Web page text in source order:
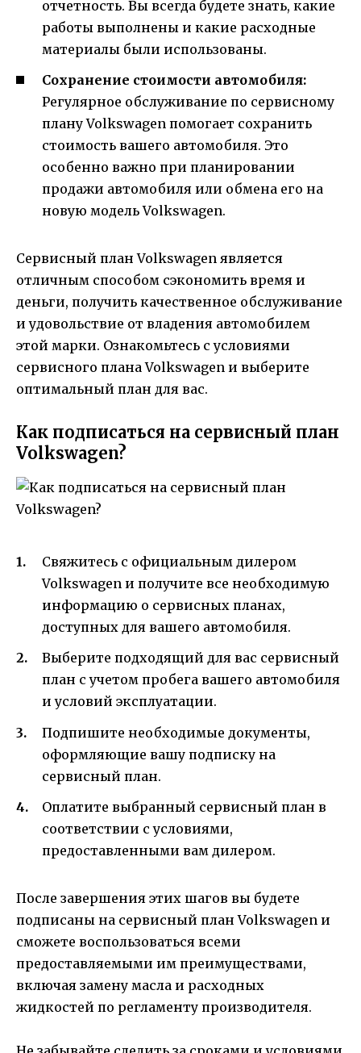
отчетность. Вы всегда будете знать, какие
работы выполнены и какие расходные
материалы были использованы.
Сохранение стоимости автомобиля:
Регулярное обслуживание по сервисному
плану Volkswagen помогает сохранить
стоимость вашего автомобиля. Это
особенно важно при планировании
продажи автомобиля или обмена его на
новую модель Volkswagen.
Сервисный план Volkswagen является
отличным способом сэкономить время и
деньги, получить качественное обслуживание
и удовольствие от владения автомобилем
этой марки. Ознакомьтесь с условиями
сервисного плана Volkswagen и выберите
оптимальный план для вас.
Как подписаться на сервисный план
Volkswagen?
Свяжитесь с официальным дилером
Volkswagen и получите все необходимую
информацию о сервисных планах,
доступных для вашего автомобиля.
Выберите подходящий для вас сервисный
план с учетом пробега вашего автомобиля
и условий эксплуатации.
Подпишите необходимые документы,
оформляющие вашу подписку на
сервисный план.
Оплатите выбранный сервисный план в
соответствии с условиями,
предоставленными вам дилером.
После завершения этих шагов вы будете
подписаны на сервисный план Volkswagen и
сможете воспользоваться всеми
предоставляемыми им преимуществами,
включая замену масла и расходных
жидкостей по регламенту производителя.